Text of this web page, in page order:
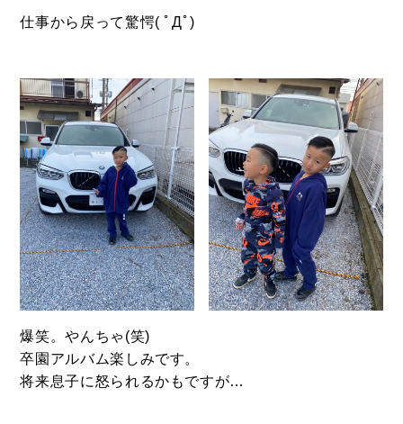
BUY 売買物件
SELL 物件の売却
DEVELOP
仕事から戻って驚愕( ﾟДﾟ)
爆笑。やんちゃ(笑)
卒園アルバム楽しみです。
将来息子に怒られるかもですが…